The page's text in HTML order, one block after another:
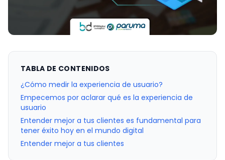
TABLA DE CONTENIDOS
¿Cómo medir la experiencia de usuario?
Empecemos por aclarar qué es la experiencia de
usuario
Entender mejor a tus clientes es fundamental para
tener éxito hoy en el mundo digital
Entender mejor a tus clientes